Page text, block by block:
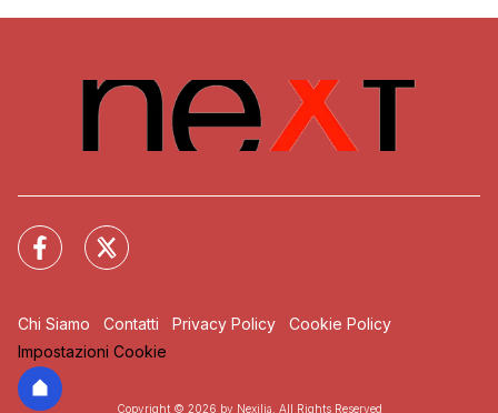
Chi Siamo Contatti Privacy Policy
Cookie Policy
Impostazioni Cookie
Copyright © 2026 by Nexilia. All Rights Reserved